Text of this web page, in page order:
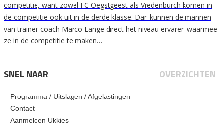
competitie, want zowel FC Oegstgeest als Vredenburch komen in
de competitie ook uit in de derde klasse. Dan kunnen de mannen
van trainer-coach Marco Lange direct het niveau ervaren waarmee
ze in de competitie te maken…
SNEL NAAR OVERZICHTEN
Programma / Uitslagen / Afgelastingen
Contact
Aanmelden Ukkies